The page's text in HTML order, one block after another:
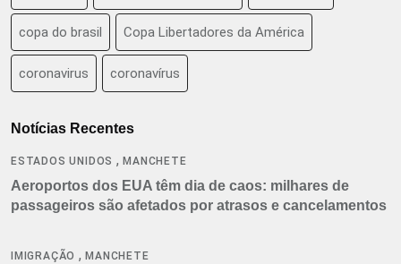
copa do brasil Copa Libertadores da América
coronavirus coronavírus
Notícias Recentes
ESTADOS UNIDOS ,MANCHETE
Aeroportos dos EUA têm dia de caos: milhares de
passageiros são afetados por atrasos e cancelamentos
IMIGRAÇÃO ,MANCHETE